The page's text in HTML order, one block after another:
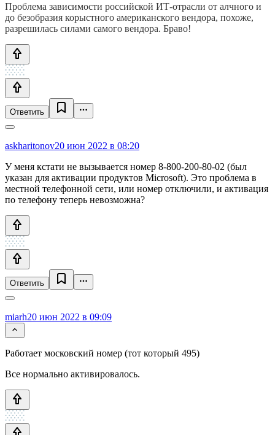
Проблема зависимости российской ИТ-отрасли от алчного и
до безобразия корыстного американского вендора, похоже,
разрешилась силами самого вендора. Браво!
Ответить
askharitonov20 июн 2022 в 08:20
У меня кстати не вызывается номер 8-800-200-80-02 (был
указан для активации продуктов Microsoft). Это проблема в
местной телефонной сети, или номер отключили, и активация
по телефону теперь невозможна?
Ответить
miarh20 июн 2022 в 09:09
Работает московский номер (тот который 495)
Все нормально активировалось.